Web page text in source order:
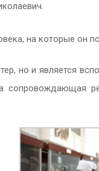
на которые он
но и является
сопровождающая